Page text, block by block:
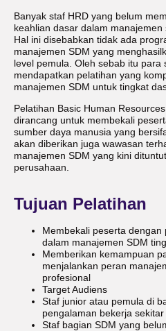
Banyak staf HRD yang belum
keahlian dasar dalam
Hal ini disebabkan tidak ada
manajemen SDM yang
level pemula. Oleh sebab itu para
mendapatkan pelatihan yang
manajemen SDM untuk tingkat
Pelatihan Basic Human
dirancang untuk membekali
sumber daya manusia yang
akan diberikan juga wawasan
manajemen SDM yang kini
perusahaan.
Tujuan Pelatihan
Membekali peserta
dalam manajemen SDM
Memberikan kemampuan
menjalankan peran
profesional
Target Audiens
Staf junior atau pemula di
pengalaman bekerja
Staf bagian SDM yang